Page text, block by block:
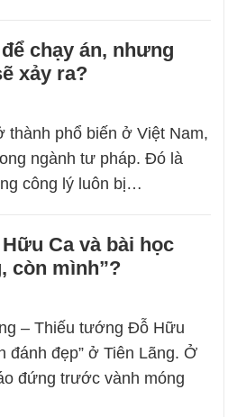
chạy án, nhưng
xảy ra?
thành phổ biến ở Việt Nam,
ngành tư pháp. Đó là
công lý luôn bị…
Ca và bài học
còn mình”?
– Thiếu tướng Đỗ Hữu
đánh đẹp” ở Tiên Lãng. Ở
đứng trước vành móng